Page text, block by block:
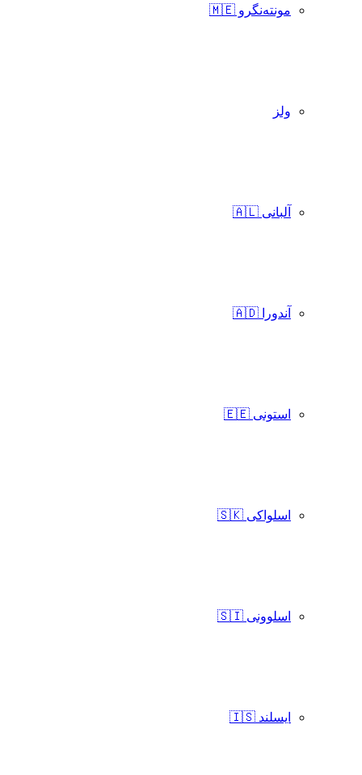
مونته‌نگرو 🇲🇪
ولز
آلبانی 🇦🇱
آندورا 🇦🇩
استونی 🇪🇪
اسلواکی 🇸🇰
اسلوونی 🇸🇮
ایسلند 🇮🇸